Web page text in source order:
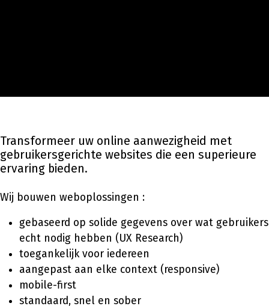
Transformeer uw online aanwezigheid met
gebruikersgerichte websites die een superieure
ervaring bieden.
Wij bouwen weboplossingen :
gebaseerd op solide gegevens over wat gebruikers
echt nodig hebben (UX Research)
toegankelijk voor iedereen
aangepast aan elke context (responsive)
mobile-first
standaard, snel en sober